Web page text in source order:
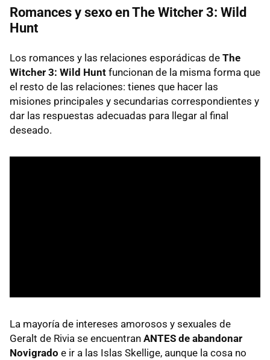
Romances y sexo en The Witcher 3: Wild
Hunt
Los romances y las relaciones esporádicas de The
Witcher 3: Wild Hunt funcionan de la misma forma que
el resto de las relaciones: tienes que hacer las
misiones principales y secundarias correspondientes y
dar las respuestas adecuadas para llegar al final
deseado.
La mayoría de intereses amorosos y sexuales de
Geralt de Rivia se encuentran ANTES de abandonar
Novigrado e ir a las Islas Skellige, aunque la cosa no